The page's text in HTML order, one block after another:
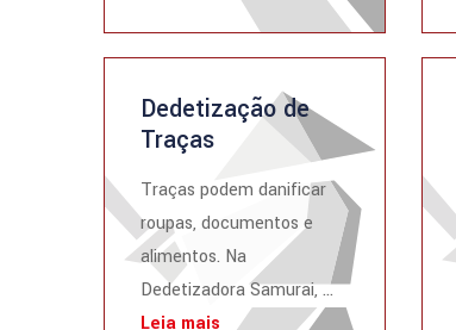
Dedetização de
Traças
Traças podem danificar
roupas, documentos e
alimentos. Na
Dedetizadora Samurai, ...
Leia mais